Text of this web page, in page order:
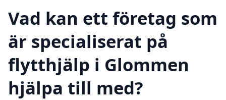
Vad kan ett företag som
är specialiserat på
flytthjälp i Glommen
hjälpa till med?